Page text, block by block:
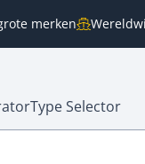
merken
Type Selector